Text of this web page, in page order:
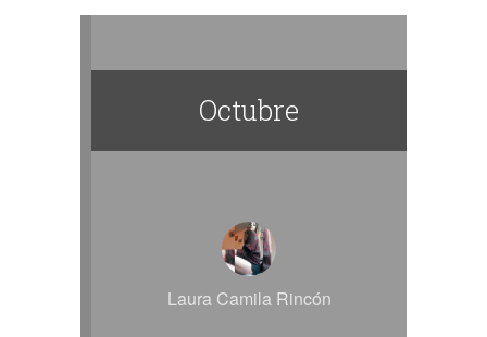
Octubre
Laura Camila Rincón